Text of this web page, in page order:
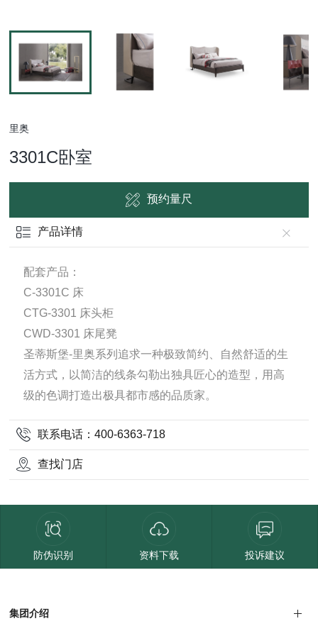
里奥
3301C卧室
预约量尺
产品详情
配套产品：
C-3301C 床
CTG-3301 床头柜
CWD-3301 床尾凳
圣蒂斯堡-里奥系列追求一种极致简约、自然舒适的生
活方式，以简洁的线条勾勒出独具匠心的造型，用高
级的色调打造出极具都市感的品质家。
联系电话：400-6363-718
查找门店
防伪识别 资料下载 投诉建议
集团介绍